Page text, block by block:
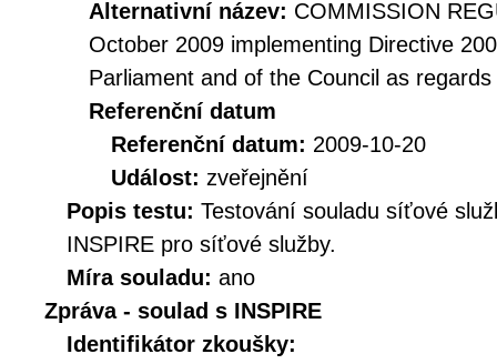
Alternativní název: COMMISSION
October 2009 implementing Directive
Parliament and of the Council as
Referenční datum
Referenční datum: 2009-10-20
Událost: zveřejnění
Popis testu: Testování souladu síťové
INSPIRE pro síťové služby.
Míra souladu: ano
Zpráva - soulad s INSPIRE
Identifikátor zkoušky: